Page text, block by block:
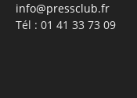
info@pressclub.fr
Tél : 01 41 33 73 09